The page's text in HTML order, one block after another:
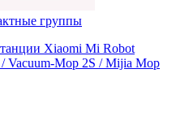
группы
Xiaomi Mi Robot
Vacuum-Mop 2S / Mijia Mop